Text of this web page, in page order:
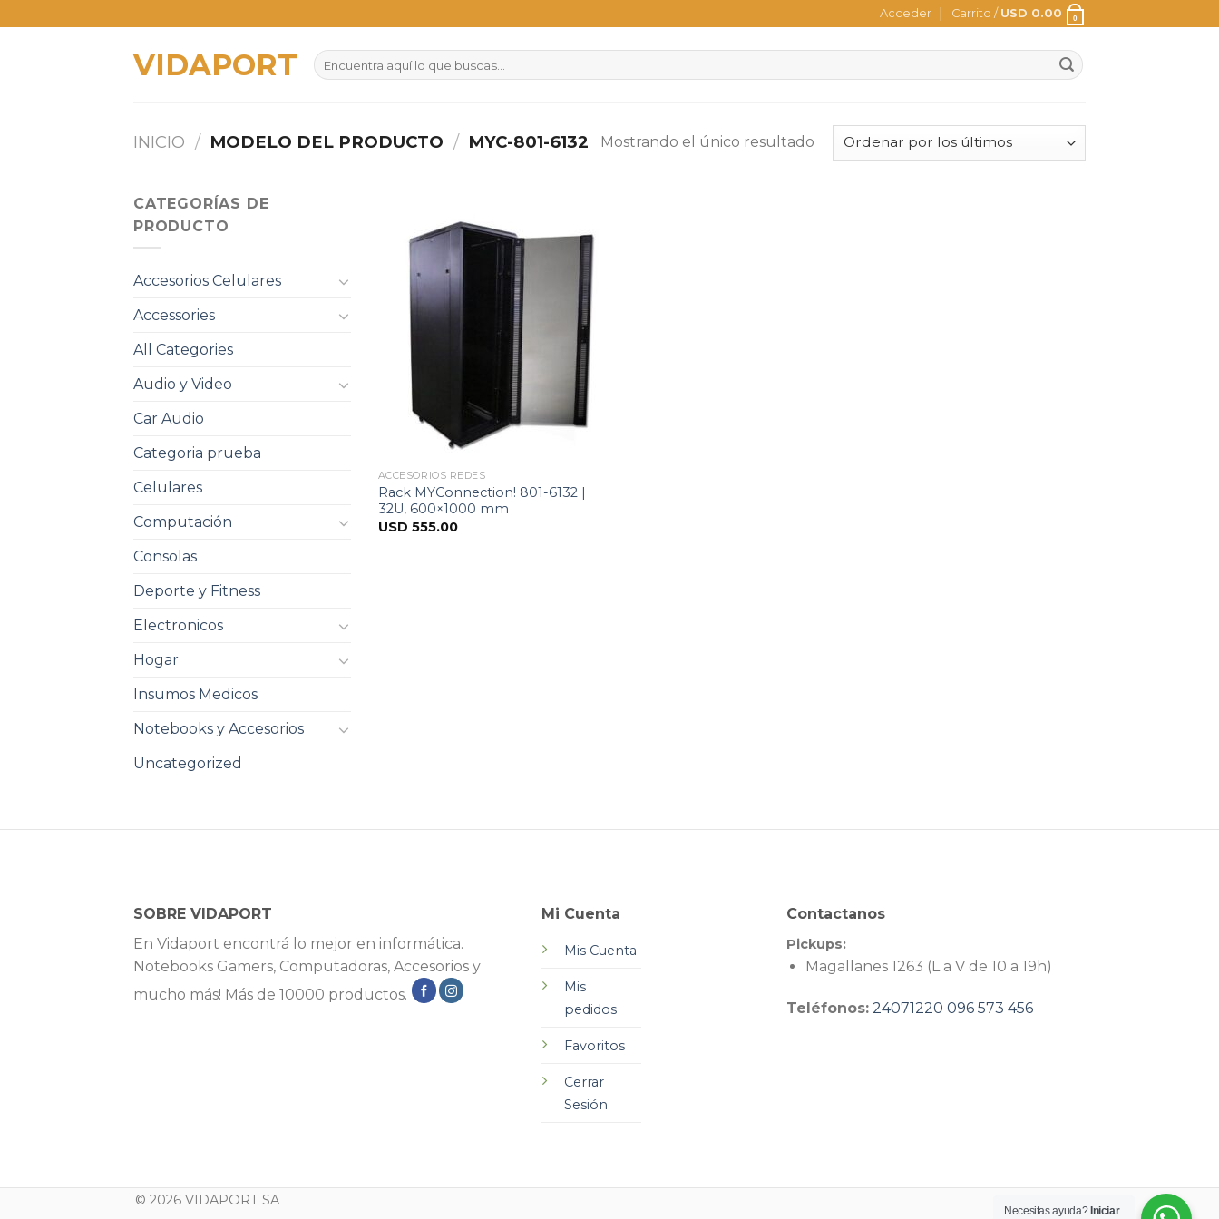
to
Acceder Carrito / USD 0.00 0
VIDAPORT
Buscar
por:
INICIO / MODELO DEL PRODUCTO / MYC-801-6132 Mostrando el único resultado
CATEGORÍAS DE
PRODUCTO
Accesorios Celulares
Accessories
All Categories
Audio y Video
Car Audio
Categoria prueba
Celulares
Computación
Consolas
Deporte y Fitness
Electronicos
Hogar
Insumos Medicos
Notebooks y Accesorios
Uncategorized
ACCESORIOS REDES
Rack MYConnection! 801-6132 |
32U, 600×1000 mm
USD 555.00
SOBRE VIDAPORT
En Vidaport encontrá lo mejor en informática.
Notebooks Gamers, Computadoras, Accesorios y
mucho más! Más de 10000 productos.
Mi Cuenta
Mis Cuenta
Mis
pedidos
Favoritos
Cerrar
Sesión
Contactanos
Pickups:
Magallanes 1263 (L a V de 10 a 19h)
Teléfonos: 24071220 096 573 456
© 2026 VIDAPORT SA
Necesitas ayuda? Iniciar